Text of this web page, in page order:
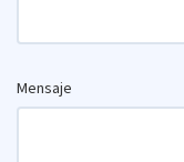
Mensaje